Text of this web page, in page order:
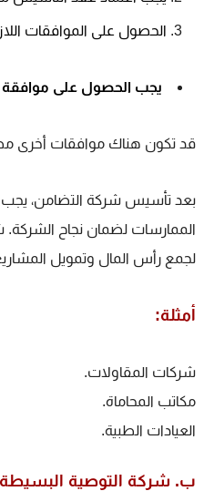
الحصول على الموافقات
يجب الحصول على موافقة
قد تكون هناك موافقات أخرى
بعد تأسيس شركة التضامن، يجب
الممارسات لضمان نجاح
لجمع رأس المال وتمويل
أمثلة:
شركات المقاولات.
مكاتب المحاماة.
العيادات الطبية.
ب. شركة التوصية